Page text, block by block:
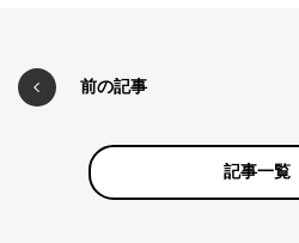
前の記事
記事一覧